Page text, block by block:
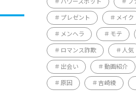
パワースポット
プレゼント メイク
メンヘラ モテ
ロマンス詐欺 人気
出会い 動画紹介
原因 吉崎綾